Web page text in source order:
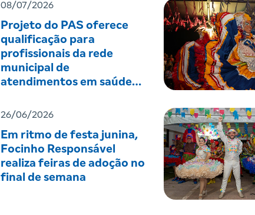
08/07/2026
Projeto do PAS oferece
qualificação para
profissionais da rede
municipal de
atendimentos em saúde
26/06/2026
Em ritmo de festa junina,
Focinho Responsável
realiza feiras de adoção no
final de semana